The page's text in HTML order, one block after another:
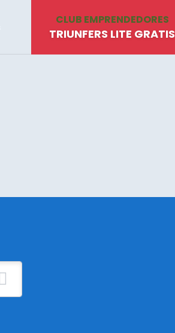
CLUB EMPRENDEDORES
TRIUNFERS LITE GRATIS